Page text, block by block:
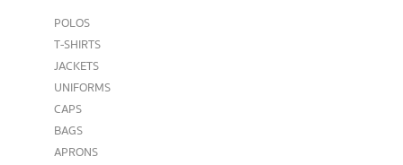
POLOS
T-SHIRTS
JACKETS
UNIFORMS
CAPS
BAGS
APRONS